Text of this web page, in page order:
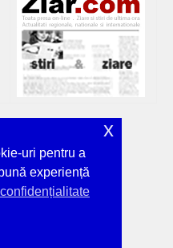
uri pentru a
experiență
x